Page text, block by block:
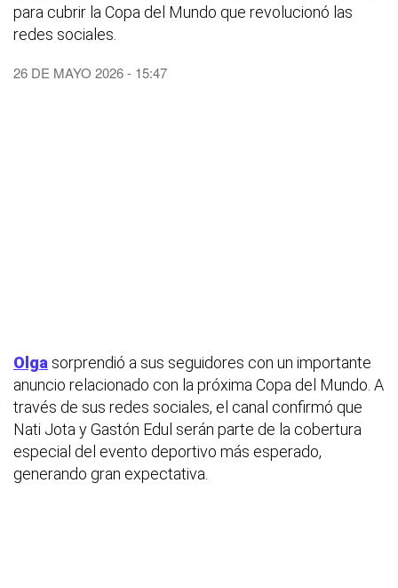
para cubrir la Copa del Mundo que revolucionó las
redes sociales.
26 DE MAYO 2026 - 15:47
Olga sorprendió a sus seguidores con un importante
anuncio relacionado con la próxima Copa del Mundo. A
través de sus redes sociales, el canal confirmó que
Nati Jota y Gastón Edul serán parte de la cobertura
especial del evento deportivo más esperado,
generando gran expectativa.